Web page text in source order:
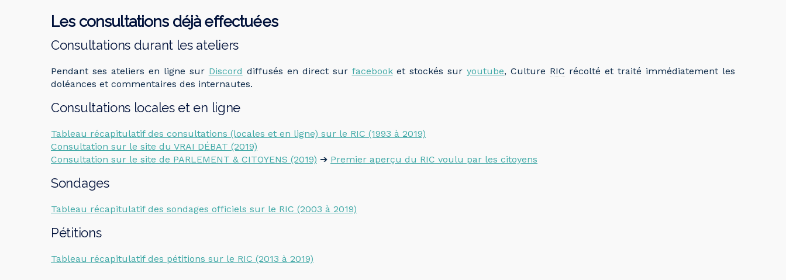
Les consultations déjà effectuées
Consultations durant les ateliers
Pendant ses ateliers en ligne sur Discord diffusés en direct sur facebooket stockés suryoutube, Culture RIC récolté et traité immédiatement les
doléances et commentaires des internautes.
Consultations locales et en ligne
Tableau récapitulatif des consultations (locales et en ligne) sur le RIC (1993 à 2019)
Consultation sur le site du VRAI DÉBAT (2019)
Consultation sur le site de PARLEMENT & CITOYENS (2019) ➔ Premier aperçu du RIC voulu par les citoyens
Sondages
Tableau récapitulatif des sondages officiels sur le RIC (2003 à 2019)
Pétitions
Tableau récapitulatif des pétitions sur le RIC (2013 à 2019)